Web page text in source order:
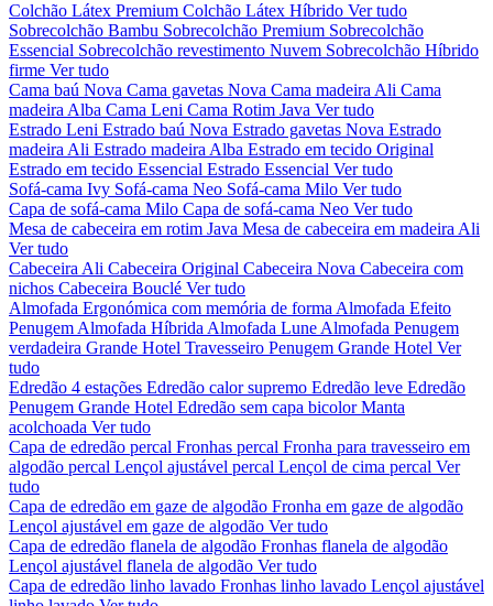
Colchão Látex Premium Colchão Látex Híbrido Ver tudo
Sobrecolchão Bambu Sobrecolchão Premium Sobrecolchão
Essencial Sobrecolchão revestimento Nuvem Sobrecolchão Híbrido
firme Ver tudo
Cama baú Nova Cama gavetas Nova Cama madeira Ali Cama
madeira Alba Cama Leni Cama Rotim Java Ver tudo
Estrado Leni Estrado baú Nova Estrado gavetas Nova Estrado
madeira Ali Estrado madeira Alba Estrado em tecido Original
Estrado em tecido Essencial Estrado Essencial Ver tudo
Sofá-cama Ivy Sofá-cama Neo Sofá-cama Milo Ver tudo
Capa de sofá-cama Milo Capa de sofá-cama Neo Ver tudo
Mesa de cabeceira em rotim Java Mesa de cabeceira em madeira Ali
Ver tudo
Cabeceira Ali Cabeceira Original Cabeceira Nova Cabeceira com
nichos Cabeceira Bouclé Ver tudo
Almofada Ergonómica com memória de forma Almofada Efeito
Penugem Almofada Híbrida Almofada Lune Almofada Penugem
verdadeira Grande Hotel Travesseiro Penugem Grande Hotel Ver
tudo
Edredão 4 estações Edredão calor supremo Edredão leve Edredão
Penugem Grande Hotel Edredão sem capa bicolorManta
acolchoada Ver tudo
Capa de edredão percal Fronhas percal Fronha para travesseiro em
algodão percal Lençol ajustável percal Lençol de cima percal Ver
tudo
Capa de edredão em gaze de algodão Fronha em gaze de algodão
Lençol ajustável em gaze de algodão Ver tudo
Capa de edredão flanela de algodão Fronhas flanela de algodão
Lençol ajustável flanela de algodão Ver tudo
Capa de edredão linho lavado Fronhas linho lavado Lençol ajustável